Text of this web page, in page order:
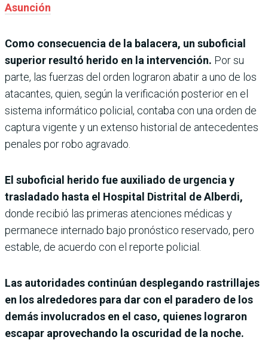
Asunción
Como consecuencia de la balacera, un suboficial
superior resultó herido en la intervención. Por su
parte, las fuerzas del orden lograron abatir a uno de los
atacantes, quien, según la verificación posterior en el
sistema informático policial, contaba con una orden de
captura vigente y un extenso historial de antecedentes
penales por robo agravado.
El suboficial herido fue auxiliado de urgencia y
trasladado hasta el Hospital Distrital de Alberdi,
donde recibió las primeras atenciones médicas y
permanece internado bajo pronóstico reservado, pero
estable, de acuerdo con el reporte policial.
Las autoridades continúan desplegando rastrillajes
en los alrededores para dar con el paradero de los
demás involucrados en el caso, quienes lograron
escapar aprovechando la oscuridad de la noche.